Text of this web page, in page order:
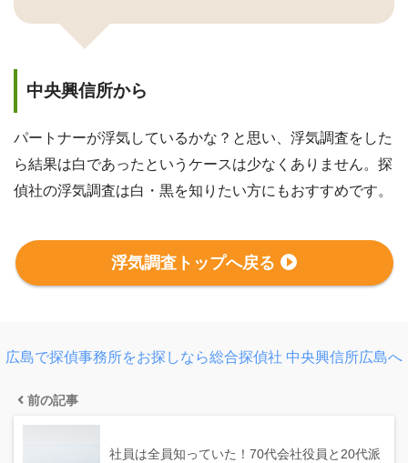
中央興信所から
パートナーが浮気しているかな？と思い、浮気調査をした
ら結果は白であったというケースは少なくありません。探
偵社の浮気調査は白・黒を知りたい方にもおすすめです。
浮気調査トップへ戻る
広島で探偵事務所をお探しなら総合探偵社 中央興信所広島へ
前の記事
社員は全員知っていた！70代会社役員と20代派